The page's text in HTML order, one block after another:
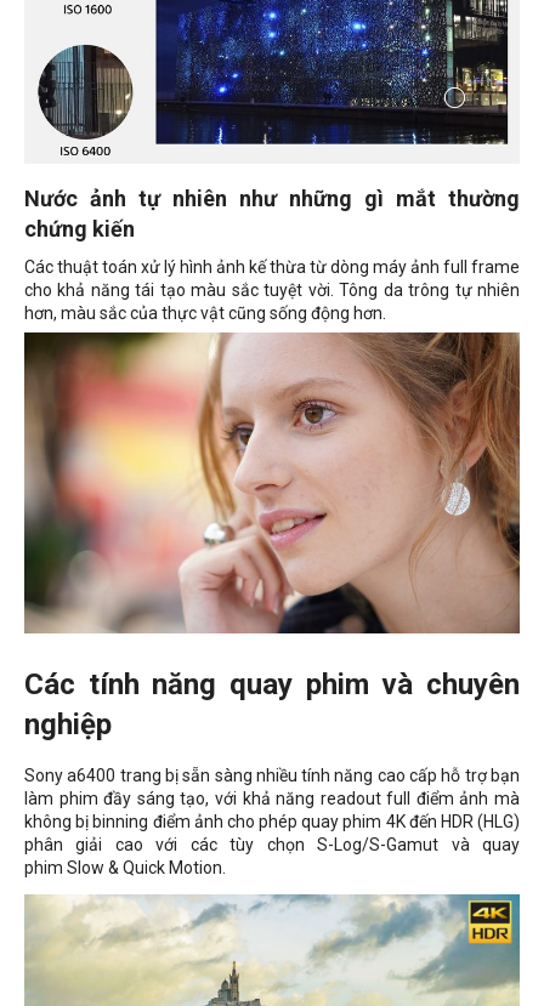
Nước ảnh tự nhiên như những gì mắt thường
chứng kiến
Các thuật toán xử lý hình ảnh kế thừa từ dòng máy ảnh full frame
cho khả năng tái tạo màu sắc tuyệt vời. Tông da trông tự nhiên
hơn, màu sắc của thực vật cũng sống động hơn.
Các tính năng quay phim và chuyên
nghiệp
Sony a6400 trang bị sẵn sàng nhiều tính năng cao cấp hỗ trợ bạn
làm phim đầy sáng tạo, với khả năng readout full điểm ảnh mà
không bị binning điểm ảnh cho phép quay phim 4K đến HDR (HLG)
phân giải cao với các tùy chọn S-Log/S-Gamut và quay
phim Slow & Quick Motion.